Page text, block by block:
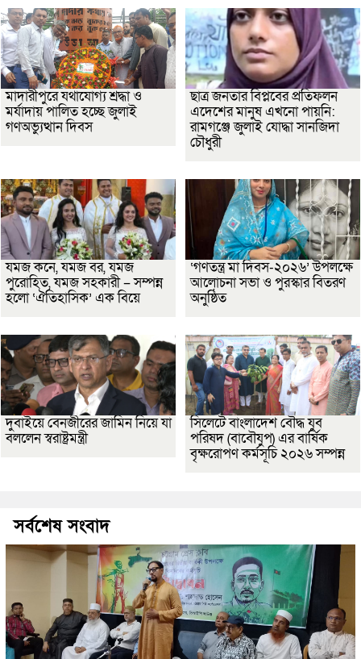
মাদারীপুরে যথাযোগ্য শ্রদ্ধা ও
মর্যাদায় পালিত হচ্ছে জুলাই
গণঅভ্যুত্থান দিবস
ছাত্র জনতার বিপ্লবের প্রতিফলন
এদেশের মানুষ এখনো পায়নি:
রামগঞ্জে জুলাই যোদ্ধা সানজিদা
চৌধুরী
যমজ কনে, যমজ বর, যমজ
পুরোহিত, যমজ সহকারী – সম্পন্ন
হলো ‘ঐতিহাসিক’ এক বিয়ে
‘গণতন্ত্র মা দিবস-২০২৬’ উপলক্ষে
আলোচনা সভা ও পুরস্কার বিতরণ
অনুষ্ঠিত
দুবাইয়ে বেনজীরের জামিন নিয়ে যা
বললেন স্বরাষ্ট্রমন্ত্রী
সিলেটে বাংলাদেশ বৌদ্ধ যুব
পরিষদ (বাবৌযুপ) এর বার্ষিক
বৃক্ষরোপণ কর্মসূচি ২০২৬ সম্পন্ন
সর্বশেষ সংবাদ